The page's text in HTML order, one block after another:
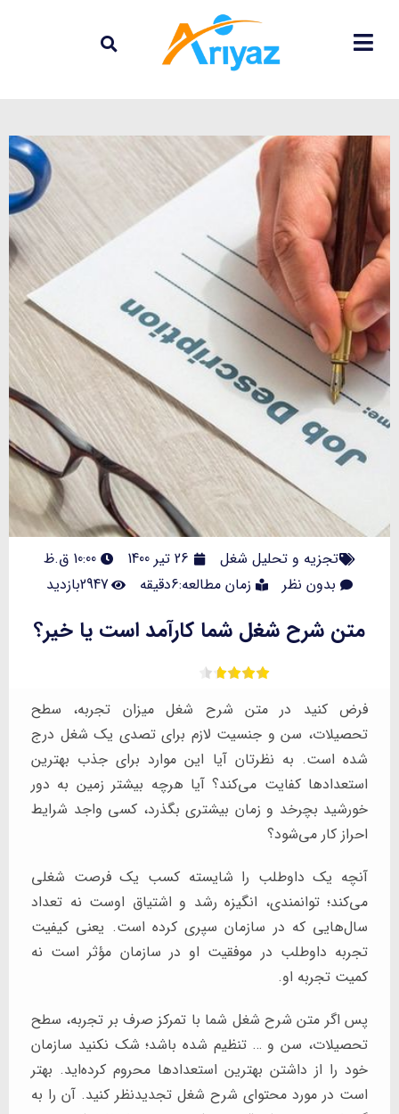
تجزیه و تحلیل شغل 26 تیر 1400
10:00 ق.ظ
بدون نظر
زمان مطالعه:6دقیقه 2947بازدید
متن شرح شغل شما کارآمد است یا خیر؟
فرض کنید در متن شرح شغل میزان تجربه، سطح
تحصیلات، سن و جنسیت لازم برای تصدی یک شغل درج
شده است. به نظرتان آیا این موارد برای جذب بهترین
استعدادها کفایت می‌کند؟ آیا هرچه بیشتر زمین به دور
خورشید بچرخد و زمان بیشتری بگذرد، کسی واجد شرایط
احراز کار می‌شود؟
آنچه یک داوطلب را شایسته کسب یک فرصت شغلی
می‌کند؛ توانمندی، انگیزه رشد و اشتیاق اوست نه تعداد
سال‌هایی که در سازمان سپری کرده است. یعنی کیفیت
تجربه داوطلب در موفقیت او در سازمان مؤثر است نه
کمیت تجربه او.
پس اگر متن شرح شغل شما با تمرکز صرف بر تجربه، سطح
تحصیلات، سن و … تنظیم شده باشد؛ شک نکنید سازمان
خود را از داشتن بهترین استعدادها محروم کرده‌اید. بهتر
است در مورد محتوای شرح شغل تجدیدنظر کنید. آن را به